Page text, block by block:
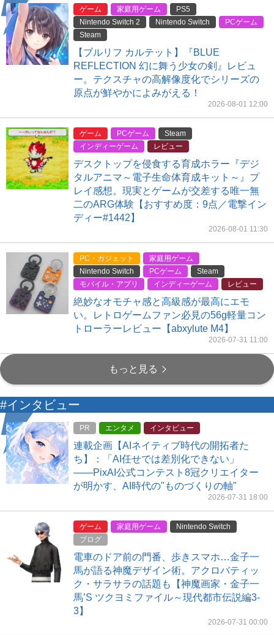
ゲーム 家庭用ゲーム
PS5
Nintendo Switch 2
Nintendo Switch
PCゲーム
Steam
【ブルリフ カルテット】『BLUE
REFLECTION 幻に舞う少女の剣』レビュ
ー。テクスチャの高解像度化でシリーズの
原点が鮮やかによみがえる！
2026-08-01 12:00
ゲーム PCゲーム
Steam
インディーゲーム
レビュー
デスクトップを侵食する育成ホラー『デジ
タルアニマ～電子生命体育成キット～』プ
レイ感想。現実とゲームが交差する唯一無
二のARG体験【おすすめ度：9点／電撃イン
ディー#1442】
2026-08-01 11:30
PC・ガジェット
家庭用ゲーム
Nintendo Switch
PCゲーム
Steam
モバイル・アプリ
インディーゲーム レビュー
絶妙なオモチャ感と高級感が最高にエモ
い。レトロゲームファン必見の56g軽量コン
トローラーレビュー【abxylute M4】
2026-07-31 11:00
もっと見る
#インタビュー
PR エンタメ インタビュー
連載企画【AIネイティブ時代の開拓者た
ち】：「AI任せでは差別化できない」
――PixAI公式コンテスト8冠クリエイター
が明かす、AI時代の"ものづくりの軸"
2026-07-31 18:00
ゲーム 家庭用ゲーム
Nintendo Switch
ブログ
電車のドア前の門番、歩きスマホ…金子一
馬が語る神魔デザイン術。アクロバティッ
ク・サラサラの話題も【神魔画家・金子一
馬’S ツクヨミファイル～現代都市伝説編3-
3】
2026-07-31 00:00